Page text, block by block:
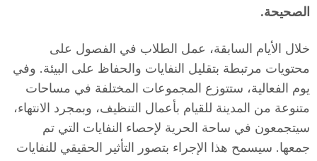
الصحيحة.
خلال الأيام السابقة، عمل الطلاب في الفصول على
محتويات مرتبطة بتقليل النفايات والحفاظ على البيئة. وفي
يوم الفعالية، ستتوزع المجموعات المختلفة في مساحات
متنوعة من المدينة للقيام بأعمال التنظيف، وبمجرد الانتهاء،
سيتجمعون في ساحة الحرية لإحصاء النفايات التي تم
جمعها. سيسمح هذا الإجراء بتصور التأثير الحقيقي للنفايات